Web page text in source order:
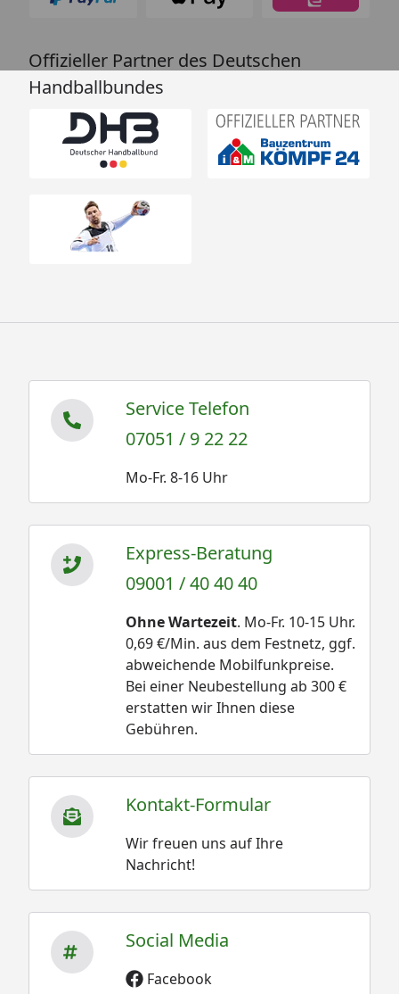
Offizieller Partner des Deutschen
Handballbundes
Service Telefon
07051 / 9 22 22
Mo-Fr. 8-16 Uhr
Express-Beratung
09001 / 40 40 40
Ohne Wartezeit. Mo-Fr. 10-15 Uhr.
0,69 €/Min. aus dem Festnetz, ggf.
abweichende Mobilfunkpreise.
Bei einer Neubestellung ab 300 €
erstatten wir Ihnen diese
Gebühren.
Kontakt-Formular
Wir freuen uns auf Ihre
Nachricht!
Social Media
Facebook